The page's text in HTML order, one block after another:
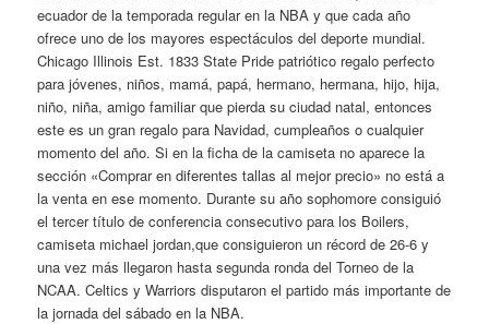
ecuador de la temporada regular en la NBA y que cada año
ofrece uno de los mayores espectáculos del deporte mundial.
Chicago Illinois Est. 1833 State Pride patriótico regalo perfecto
para jóvenes, niños, mamá, papá, hermano, hermana, hijo, hija,
niño, niña, amigo familiar que pierda su ciudad natal, entonces
este es un gran regalo para Navidad, cumpleaños o cualquier
momento del año. Si en la ficha de la camiseta no aparece la
sección «Comprar en diferentes tallas al mejor precio» no está a
la venta en ese momento. Durante su año sophomore consiguió
el tercer título de conferencia consecutivo para los Boilers,
camiseta michael jordan,que consiguieron un récord de 26-6 y
una vez más llegaron hasta segunda ronda del Torneo de la
NCAA. Celtics y Warriors disputaron el partido más importante de
la jornada del sábado en la NBA.